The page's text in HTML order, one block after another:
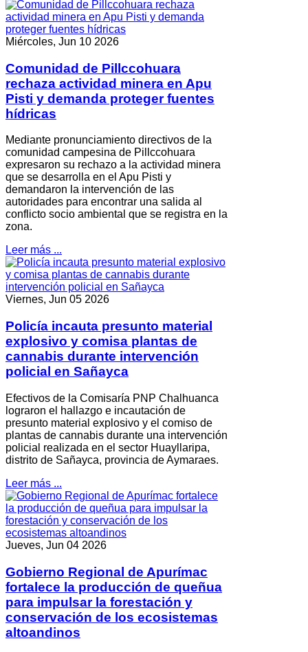
Miércoles, Jun 10 2026
Comunidad de Pillccohuara
rechaza actividad minera en Apu
Pisti y demanda proteger fuentes
hídricas
Mediante pronunciamiento directivos de la
comunidad campesina de Pillccohuara
expresaron su rechazo a la actividad minera
que se desarrolla en el Apu Pisti y
demandaron la intervención de las
autoridades para encontrar una salida al
conflicto socio ambiental que se registra en la
zona.
Leer más ...
Viernes, Jun 05 2026
Policía incauta presunto material
explosivo y comisa plantas de
cannabis durante intervención
policial en Sañayca
Efectivos de la Comisaría PNP Chalhuanca
lograron el hallazgo e incautación de
presunto material explosivo y el comiso de
plantas de cannabis durante una intervención
policial realizada en el sector Huayllaripa,
distrito de Sañayca, provincia de Aymaraes.
Leer más ...
Jueves, Jun 04 2026
Gobierno Regional de Apurímac
fortalece la producción de queñua
para impulsar la forestación y
conservación de los ecosistemas
altoandinos